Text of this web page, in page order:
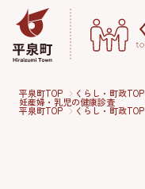
平泉町TOP くらし・町政TOP
妊産婦・乳児の健康診査
平泉町TOP くらし・町政TOP